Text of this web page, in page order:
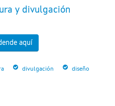
y divulgación
aquí
divulgación diseño